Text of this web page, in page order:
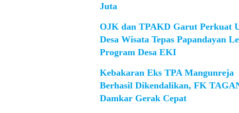
Juta
OJK dan TPAKD Garut Perkuat
Desa Wisata Tepas Papandayan
Program Desa EKI
Kebakaran Eks TPA Mangunreja
Berhasil Dikendalikan, FK
Damkar Gerak Cepat